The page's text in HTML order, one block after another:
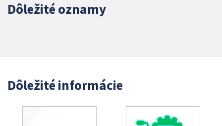
Dôležité oznamy
Dôležité informácie